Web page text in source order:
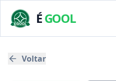
ÉGOOL
Voltar